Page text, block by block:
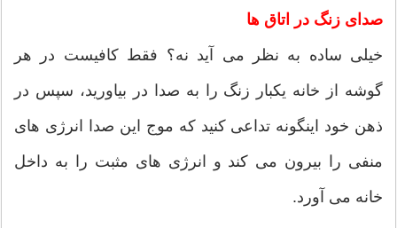
صدای زنگ در اتاق ها
خیلی ساده به نظر می آید نه؟ فقط کافیست در هر
گوشه از خانه یکبار زنگ را به صدا در بیاورید، سپس در
ذهن خود اینگونه تداعی کنید که موج این صدا انرژی های
منفی را بیرون می کند و انرژی های مثبت را به داخل
خانه می آورد.